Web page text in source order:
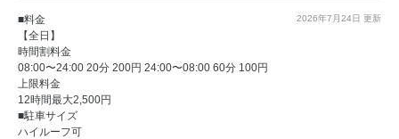
2026年7月24日 更新
■料金
【全日】
時間割料金
08:00〜24:00 20分 200円 24:00〜08:00 60分 100円
上限料金
12時間最大2,500円
■駐車サイズ
ハイルーフ可